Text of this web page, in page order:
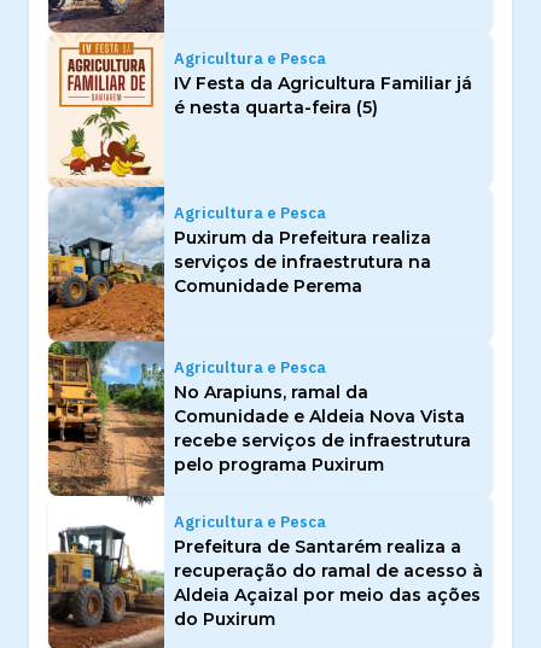
Agricultura e Pesca
IV Festa da Agricultura Familiar já
é nesta quarta-feira (5)
Agricultura e Pesca
Puxirum da Prefeitura realiza
serviços de infraestrutura na
Comunidade Perema
Agricultura e Pesca
No Arapiuns, ramal da
Comunidade e Aldeia Nova Vista
recebe serviços de infraestrutura
pelo programa Puxirum
Agricultura e Pesca
Prefeitura de Santarém realiza a
recuperação do ramal de acesso à
Aldeia Açaizal por meio das ações
do Puxirum